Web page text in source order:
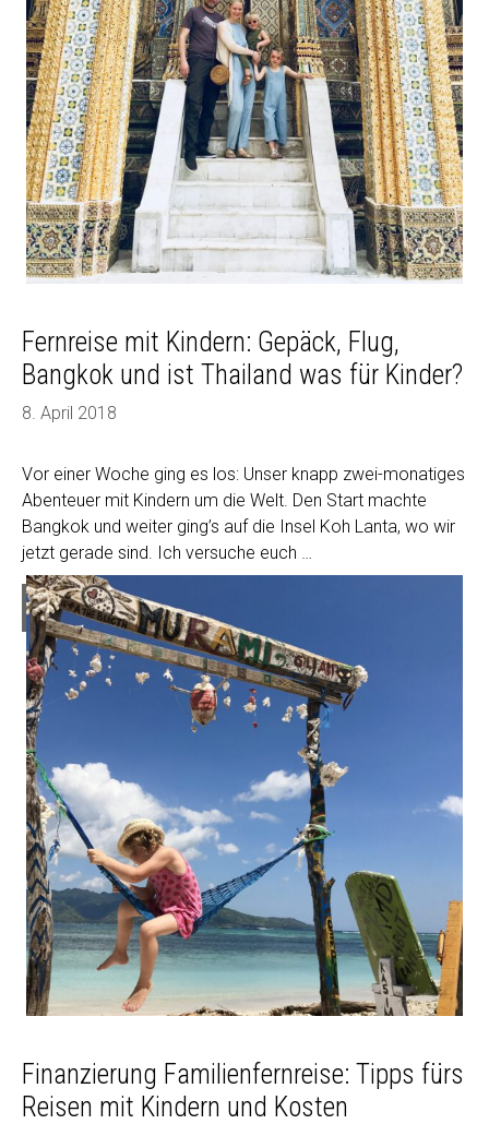
Fernreise mit Kindern: Gepäck, Flug,
Bangkok und ist Thailand was für Kinder?
8. April 2018
Vor einer Woche ging es los: Unser knapp zwei-monatiges
Abenteuer mit Kindern um die Welt. Den Start machte
Bangkok und weiter ging’s auf die Insel Koh Lanta, wo wir
jetzt gerade sind. Ich versuche euch …
WeiterlesenFernreise
mit
Kindern:
Gepäck,
Bangkok
ist
Thailand
was
für
Kinder?
Finanzierung Familienfernreise: Tipps fürs
Reisen mit Kindern und Kosten